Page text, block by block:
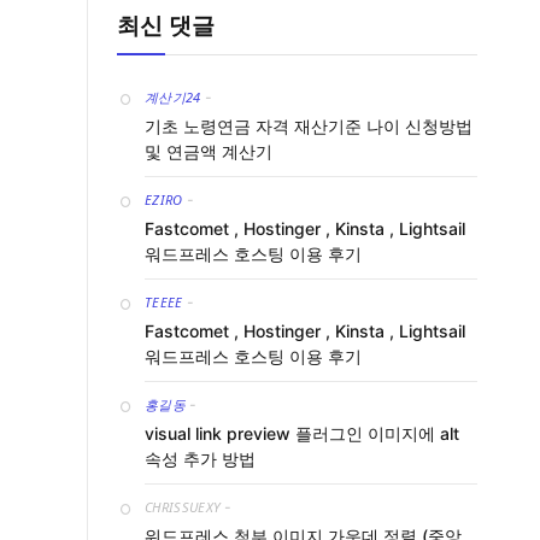
최신 댓글
계산기24 -
기초 노령연금 자격 재산기준 나이 신청방법
및 연금액 계산기
EZIRO -
Fastcomet , Hostinger , Kinsta , Lightsail
워드프레스 호스팅 이용 후기
TEEEE -
Fastcomet , Hostinger , Kinsta , Lightsail
워드프레스 호스팅 이용 후기
홍길동 -
visual link preview 플러그인 이미지에 alt
속성 추가 방법
CHRISSUEXY -